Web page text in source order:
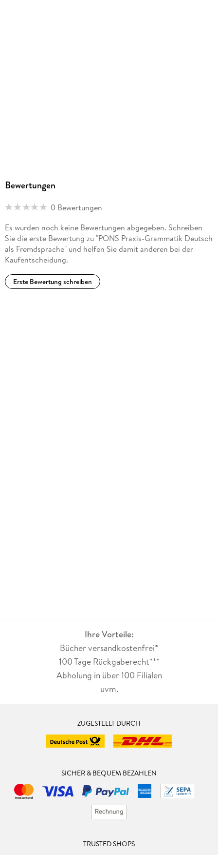
Bewertungen
0 Bewertungen
Es wurden noch keine Bewertungen abgegeben. Schreiben
Sie die erste Bewertung zu "PONS Praxis-Grammatik Deutsch
als Fremdsprache" und helfen Sie damit anderen bei der
Kaufentscheidung.
Erste Bewertung schreiben
Ihre Vorteile:
Bücher versandkostenfrei*
100 Tage Rückgaberecht***
Abholung in über 100 Filialen
uvm.
ZUGESTELLT DURCH
SICHER & BEQUEM BEZAHLEN
TRUSTED SHOPS